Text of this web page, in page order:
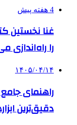
4 هفته پیش
غنا نخستین
را راه‌اندازی
۱۴۰۵/۰۴/۱۴
راهنمای
دقیق‌ترین